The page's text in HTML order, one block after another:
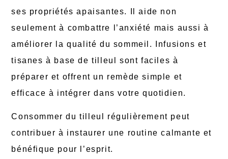
ses propriétés apaisantes. Il aide non
seulement à combattre l’anxiété mais aussi à
améliorer la qualité du sommeil. Infusions et
tisanes à base de tilleul sont faciles à
préparer et offrent un remède simple et
efficace à intégrer dans votre quotidien.
Consommer du tilleul régulièrement peut
contribuer à instaurer une routine calmante et
bénéfique pour l’esprit.